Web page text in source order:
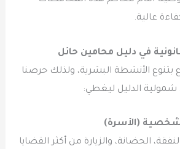
عالية.
في دليل محامين حائل
بتنوع الأنشطة البشرية، ولذلك حرصنا
شمولية الدليل ليغطي:
الحضانة، والزيارة من أكثر القضايا